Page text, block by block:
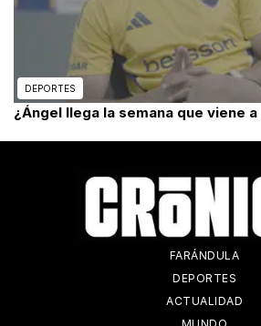
DEPORTES
¿Ángel llega la semana que viene a
FARÁNDULA
DEPORTES
ACTUALIDAD